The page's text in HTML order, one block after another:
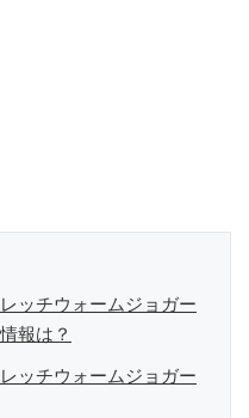
ッチウォームジョガー
報は？
ッチウォームジョガー